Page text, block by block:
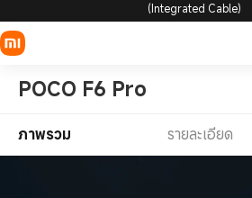
(Integrated Cable)
POCO F6 Pro
ภาพรวม รายละเอียด